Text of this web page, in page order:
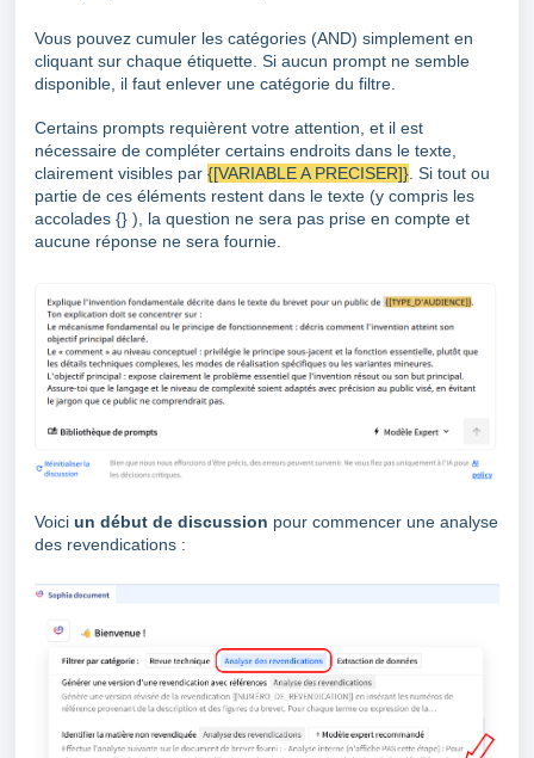
Vous pouvez cumuler les catégories (AND) simplement en
cliquant sur chaque étiquette. Si aucun prompt ne semble
disponible, il faut enlever une catégorie du filtre.
Certains prompts requièrent votre attention, et il est
nécessaire de compléter certains endroits dans le texte,
clairement visibles par {[VARIABLE A PRECISER]} . Si tout ou
partie de ces éléments restent dans le texte (y compris les
accolades {} ), la question ne sera pas prise en compte et
aucune réponse ne sera fournie.
Voici un début de discussion pour commencer une analyse
des revendications :